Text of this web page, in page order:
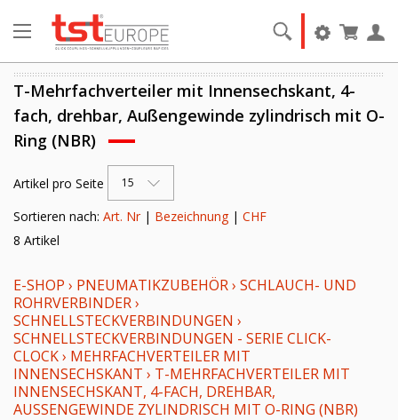
T-Mehrfachverteiler mit Innensechskant, 4-
fach, drehbar, Außengewinde zylindrisch mit O-
Ring (NBR)
Artikel pro Seite 15
Sortieren nach: Art. Nr| Bezeichnung| CHF
8 Artikel
E-SHOP › PNEUMATIKZUBEHÖR› SCHLAUCH- UND
ROHRVERBINDER›
SCHNELLSTECKVERBINDUNGEN ›
SCHNELLSTECKVERBINDUNGEN - SERIE CLICK-
CLOCK› MEHRFACHVERTEILER MIT
INNENSECHSKANT › T-MEHRFACHVERTEILER MIT
INNENSECHSKANT, 4-FACH, DREHBAR,
AUSSENGEWINDE ZYLINDRISCH MIT O-RING (NBR)